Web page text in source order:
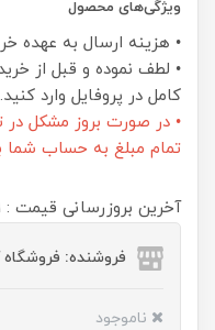
ویژگی‌های محصول
• هزینه ارسال به عهده
• لطف نموده و قبل از
کامل در پروفایل وارد کنید.
• در صورت بروز مشکل در
تمام مبلغ به حساب شما
آخرین بروزرسانی قیمت : 21 شهریور 1403
فروشنده: فروشگاه
ناموجود